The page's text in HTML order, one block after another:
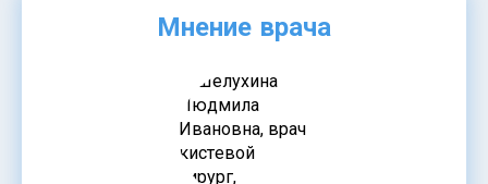
Мнение врача